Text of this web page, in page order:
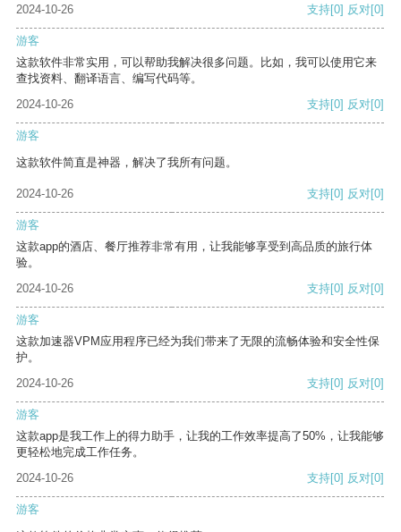
2024-10-26
支持[0] 反对[0]
游客
这款软件非常实用，可以帮助我解决很多问题。比如，我可以使用它来
查找资料、翻译语言、编写代码等。
2024-10-26
支持[0] 反对[0]
游客
这款软件简直是神器，解决了我所有问题。
2024-10-26 支持[0] 反对[0]
游客
这款app的酒店、餐厅推荐非常有用，让我能够享受到高品质的旅行体
验。
2024-10-26
支持[0] 反对[0]
游客
这款加速器VPM应用程序已经为我们带来了无限的流畅体验和安全性保
护。
2024-10-26
支持[0] 反对[0]
游客
这款app是我工作上的得力助手，让我的工作效率提高了50%，让我能够
更轻松地完成工作任务。
2024-10-26
支持[0] 反对[0]
游客